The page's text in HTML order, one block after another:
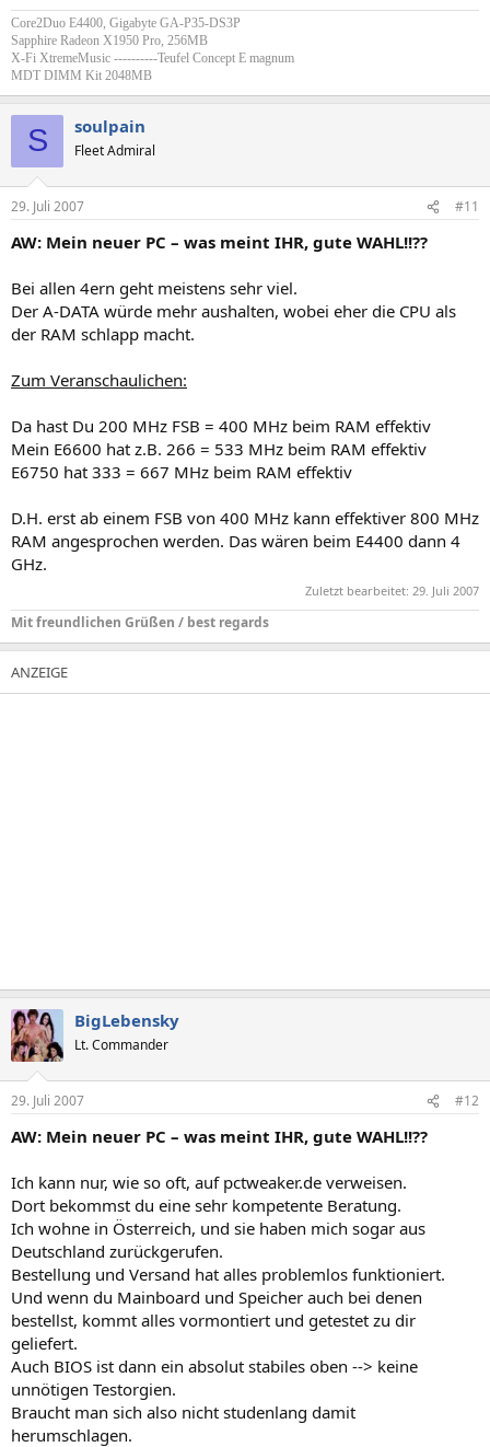
Core2Duo E4400, Gigabyte GA-P35-DS3P
Sapphire Radeon X1950 Pro, 256MB
X-Fi XtremeMusic ----------Teufel Concept E magnum
MDT DIMM Kit 2048MB
S soulpain
Fleet Admiral
29. Juli 2007 #11
AW: Mein neuer PC – was meint IHR, gute WAHL!!??
Bei allen 4ern geht meistens sehr viel.
Der A-DATA würde mehr aushalten, wobei eher die CPU als
der RAM schlapp macht.
Zum Veranschaulichen:
Da hast Du 200 MHz FSB = 400 MHz beim RAM effektiv
Mein E6600 hat z.B. 266 = 533 MHz beim RAM effektiv
E6750 hat 333 = 667 MHz beim RAM effektiv
D.H. erst ab einem FSB von 400 MHz kann effektiver 800 MHz
RAM angesprochen werden. Das wären beim E4400 dann 4
GHz.
Zuletzt bearbeitet: 29. Juli 2007
Mit freundlichen Grüßen / best regards
BigLebensky
Lt. Commander
29. Juli 2007 #12
AW: Mein neuer PC – was meint IHR, gute WAHL!!??
Ich kann nur, wie so oft, auf pctweaker.de verweisen.
Dort bekommst du eine sehr kompetente Beratung.
Ich wohne in Österreich, und sie haben mich sogar aus
Deutschland zurückgerufen.
Bestellung und Versand hat alles problemlos funktioniert.
Und wenn du Mainboard und Speicher auch bei denen
bestellst, kommt alles vormontiert und getestet zu dir
geliefert.
Auch BIOS ist dann ein absolut stabiles oben --> keine
unnötigen Testorgien.
Braucht man sich also nicht studenlang damit
herumschlagen.